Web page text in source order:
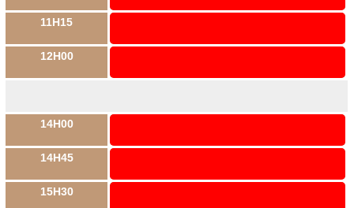
11H15
12H00
14H00
14H45
15H30